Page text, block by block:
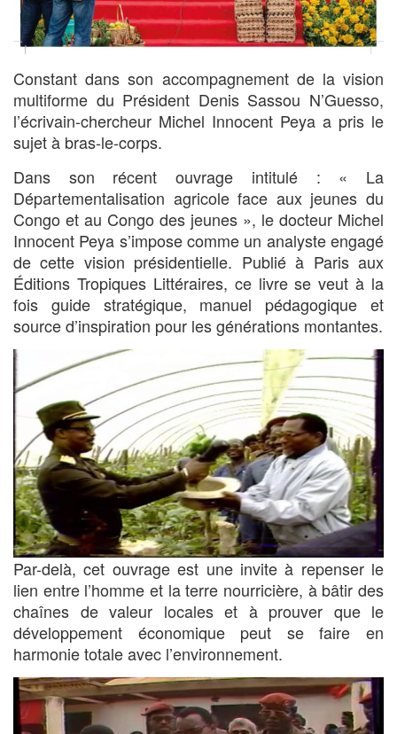
Constant dans son accompagnement de la vision
multiforme du Président Denis Sassou N’Guesso,
l’écrivain-chercheur Michel Innocent Peya a pris le
sujet à bras-le-corps.
Dans son récent ouvrage intitulé : « La
Départementalisation agricole face aux jeunes du
Congo et au Congo des jeunes », le docteur Michel
Innocent Peya s’impose comme un analyste engagé
de cette vision présidentielle. Publié à Paris aux
Éditions Tropiques Littéraires, ce livre se veut à la
fois guide stratégique, manuel pédagogique et
source d’inspiration pour les générations montantes.
Par-delà, cet ouvrage est une invite à repenser le
lien entre l’homme et la terre nourricière, à bâtir des
chaînes de valeur locales et à prouver que le
développement économique peut se faire en
harmonie totale avec l’environnement.